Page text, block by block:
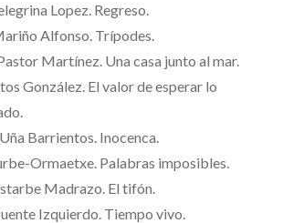
Lopez. Regreso.
Alfonso. Trípodes.
Martínez. Una casa junto al mar.
González. El valor de esperar lo
Barrientos. Inocenca.
Ormaetxe. Palabras imposibles.
Madrazo. El tifón.
Izquierdo. Tiempo vivo.